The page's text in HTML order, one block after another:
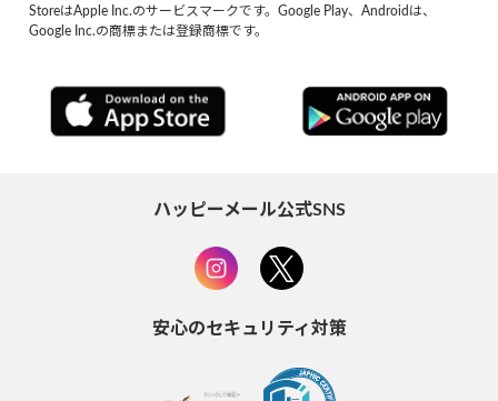
StoreはApple Inc.のサービスマークです。Google Play、Androidは、
Google Inc.の商標または登録商標です。
ハッピーメール公式SNS
安心のセキュリティ対策